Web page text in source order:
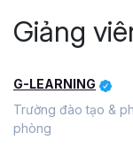
Giảng
G-LEARNING
Trường đào tạo &
phòng